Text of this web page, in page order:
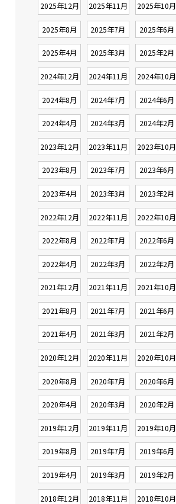
2025年12月 2025年11月 2025年10月
2025年8月 2025年7月 2025年6月
2025年4月 2025年3月 2025年2月
2024年12月 2024年11月 2024年10月
2024年8月 2024年7月 2024年6月
2024年4月 2024年3月 2024年2月
2023年12月 2023年11月 2023年10月
2023年8月 2023年7月 2023年6月
2023年4月 2023年3月 2023年2月
2022年12月 2022年11月 2022年10月
2022年8月 2022年7月 2022年6月
2022年4月 2022年3月 2022年2月
2021年12月 2021年11月 2021年10月
2021年8月 2021年7月 2021年6月
2021年4月 2021年3月 2021年2月
2020年12月 2020年11月 2020年10月
2020年8月 2020年7月 2020年6月
2020年4月 2020年3月 2020年2月
2019年12月 2019年11月 2019年10月
2019年8月 2019年7月 2019年6月
2019年4月 2019年3月 2019年2月
2018年12月 2018年11月 2018年10月